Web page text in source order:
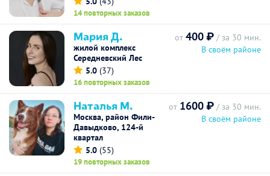
14 повторных заказов
Мария Д.
жилой комплекс
Середневский Лес
5.0 (37)
16 повторных заказов
от 400 ₽ / за 30 мин.
В своём районе
Наталья М.
Москва, район Фили-
Давыдково, 124-й
квартал
5.0 (55)
19 повторных заказов
от 1600 ₽ / за 30 мин.
В своём районе